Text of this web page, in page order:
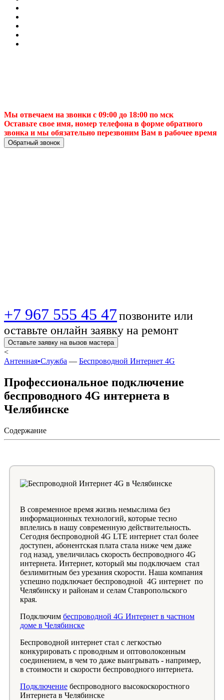
Мы отвечаем на звонки с 09:00 до 18:00 по мск
Оставьте свое имя, номер телефона в форме обратного
звонка и мы обязательно перезвоним Вам в рабочее время
Обратный звонок
+7 967 555 45 47позвоните или
оставьте онлайн заявку на ремонт
Оставьте заявку на вызов мастера
<
Антенная•Служба — Беспроводной Интернет 4G
Профессиональное подключение
беспроводного 4G интернета в
Челябинске
Содержание
В современное время жизнь немыслима без
информационных технологий, которые тесно
вплелись в нашу современную действительность.
Сегодня беспроводной 4G LTE интернет стал более
доступен, абонентская плата стала ниже чем даже
год назад, увеличилась скорость беспроводного 4G
интернета. Интернет, который мы подключаем стал
безлимитным без урезания скорости. Наша компания
успешно подключает беспроводной 4G интернет по
Челябинску и районам и селам Ставропольского
края.
Подключим беспроводной 4G Интернет в частном
доме в Челябинске
Беспроводной интернет стал с легкостью
конкурировать с проводным и оптоволоконным
соединением, в чем то даже выигрывать - например,
в стоимости и скорости беспроводного интернета.
Подключение беспроводного высокоскоростного
Интернета в Челябинске